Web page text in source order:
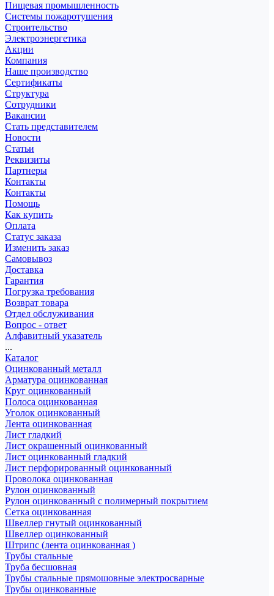
Пищевая промышленность
Системы пожаротушения
Строительство
Электроэнергетика
Акции
Компания
Наше производство
Сертификаты
Структура
Сотрудники
Вакансии
Стать представителем
Новости
Статьи
Реквизиты
Партнеры
Контакты
Контакты
Помощь
Как купить
Оплата
Статус заказа
Изменить заказ
Самовывоз
Доставка
Гарантия
Погрузка требования
Возврат товара
Отдел обслуживания
Вопрос - ответ
Алфавитный указатель
...
Каталог
Оцинкованный металл
Арматура оцинкованная
Круг оцинкованный
Полоса оцинкованная
Уголок оцинкованный
Лента оцинкованная
Лист гладкий
Лист окрашенный оцинкованный
Лист оцинкованный гладкий
Лист перфорированный оцинкованный
Проволока оцинкованная
Рулон оцинкованный
Рулон оцинкованный с полимерный покрытием
Сетка оцинкованная
Швеллер гнутый оцинкованный
Швеллер оцинкованный
Штрипс (лента оцинкованная )
Трубы стальные
Труба бесшовная
Трубы стальные прямошовные электросварные
Трубы оцинкованные